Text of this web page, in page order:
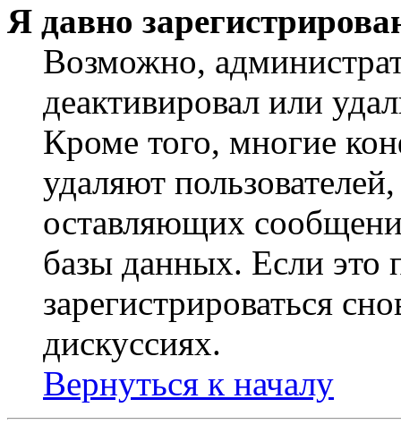
Я давно
Возможно,
деактивировал или
Кроме того, многие
удаляют
оставляющих
базы данных. Если это
зарегистрироваться
дискуссиях.
Вернуться к началу